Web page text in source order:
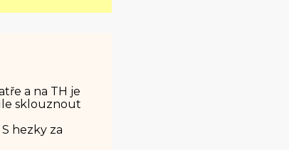
a na TH je
sklouznout
hezky za